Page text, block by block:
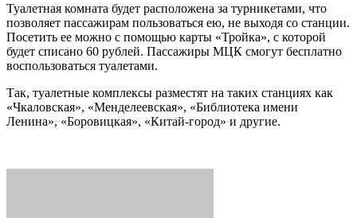
Туалетная комната будет расположена за турникетами, что
позволяет пассажирам пользоваться ею, не выходя со станции.
Посетить ее можно с помощью карты «Тройка», с которой
будет списано 60 рублей. Пассажиры МЦК смогут бесплатно
воспользоваться туалетами.
Так, туалетные комплексы разместят на таких станциях как
«Чкаловская», «Менделеевская», «Библиотека имени
Ленина», «Боровицкая», «Китай-город» и другие.